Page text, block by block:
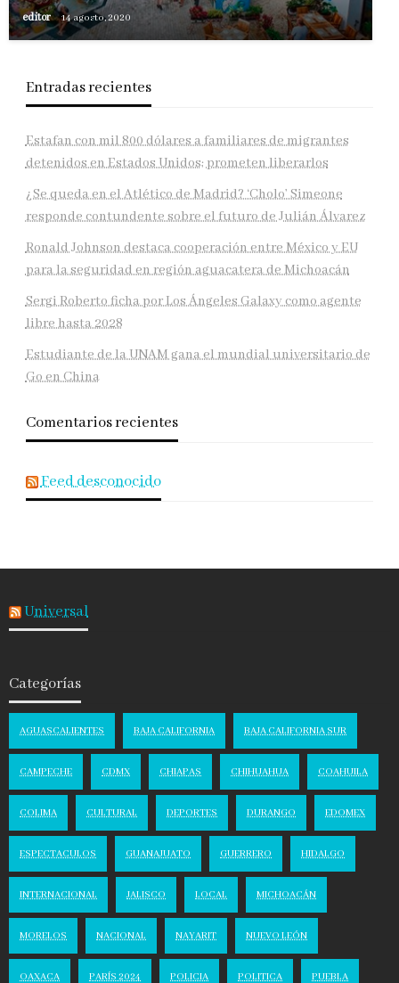
editor 14 agosto, 2020
Entradas recientes
Estafan con mil 800 dólares a familiares de migrantes
detenidos en Estados Unidos; prometen liberarlos
¿Se queda en el Atlético de Madrid? ‘Cholo’ Simeone
responde contundente sobre el futuro de Julián Álvarez
Ronald Johnson destaca cooperación entre México y EU
para la seguridad en región aguacatera de Michoacán
Sergi Roberto ficha por Los Ángeles Galaxy como agente
libre hasta 2028
Estudiante de la UNAM gana el mundial universitario de
Go en China
Comentarios recientes
Feed desconocido
Universal
Categorías
AGUASCALIENTES BAJA CALIFORNIA BAJA CALIFORNIA SUR
CAMPECHE CDMX CHIAPAS CHIHUAHUA COAHUILA
COLIMA CULTURAL DEPORTES DURANGO EDOMEX
ESPECTACULOS GUANAJUATO GUERRERO HIDALGO
INTERNACIONAL JALISCO LOCAL MICHOACÁN
MORELOS NACIONAL NAYARIT NUEVO LEÓN
OAXACA PARÍS 2024 POLICIA POLITICA PUEBLA